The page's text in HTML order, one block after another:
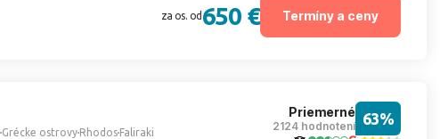
za os. od 650 € Termíny a ceny
Grécke ostrovyRhodosFaliraki
Priemerné
2124 hodnotení 63%